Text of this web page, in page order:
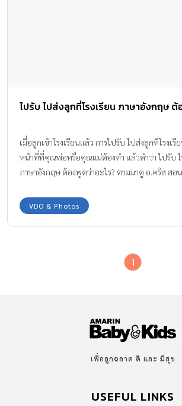
ไปรับ ไปส่งลูกที่โรงเรียน ภาษาอังกฤษ
เมื่อลูกเข้าโรงเรียนแล้ว การไปรับ ไปส่งลูกที่โรงเ
หน้าที่ที่คุณพ่อหรือคุณแม่ต้องทำ แล้วคำว่า ไปรับ ไ
ภาษาอังกฤษ ต้องพูดว่าอะไร? ตามมาดู อ.คริส สอ
VDO & Photos
1
เพื่อลูกฉลาด ดี และ มีสุข
USEFUL LINKS